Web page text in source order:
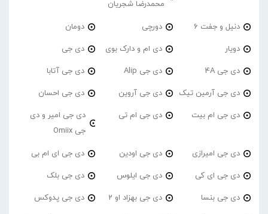
محمدرضا شجریان
دنیل و جفت 6 دورچی دومان
دویار دی ام و دارک بوی دی جی
دی جی 4A دی جی Alip دی جی آتابا
دی جی آرمین تیک دی جی آروین دی جی احسان
دی جی ام بیت دی جی ام تی
دی جی امیر و دی
جی Omiix
دی جی امیرازی دی جی اودین دی جی ای ام بی
دی جی ای کی دی جی ایلوس دی جی بلک
دی جی بنسا دی جی بهزاد او 2 دی جی پدوکس